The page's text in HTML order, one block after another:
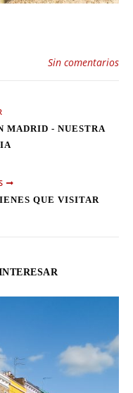
Sin comentarios
MADRID - NUESTRA
QUE VISITAR